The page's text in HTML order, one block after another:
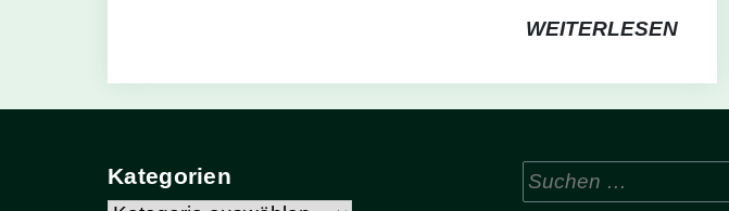
WEITERLESEN
Kategorien
Suchen
nach: